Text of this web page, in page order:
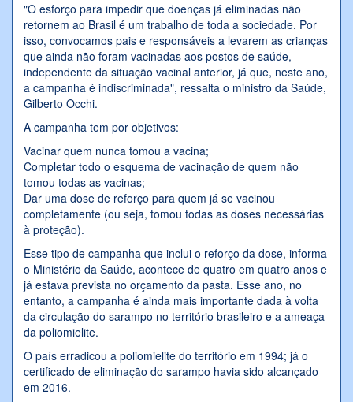
"O esforço para impedir que doenças já eliminadas não
retornem ao Brasil é um trabalho de toda a sociedade. Por
isso, convocamos pais e responsáveis a levarem as crianças
que ainda não foram vacinadas aos postos de saúde,
independente da situação vacinal anterior, já que, neste ano,
a campanha é indiscriminada", ressalta o ministro da Saúde,
Gilberto Occhi.
A campanha tem por objetivos:
Vacinar quem nunca tomou a vacina;
Completar todo o esquema de vacinação de quem não
tomou todas as vacinas;
Dar uma dose de reforço para quem já se vacinou
completamente (ou seja, tomou todas as doses necessárias
à proteção).
Esse tipo de campanha que inclui o reforço da dose, informa
o Ministério da Saúde, acontece de quatro em quatro anos e
já estava prevista no orçamento da pasta. Esse ano, no
entanto, a campanha é ainda mais importante dada à volta
da circulação do sarampo no território brasileiro e a ameaça
da poliomielite.
O país erradicou a poliomielite do território em 1994; já o
certificado de eliminação do sarampo havia sido alcançado
em 2016.